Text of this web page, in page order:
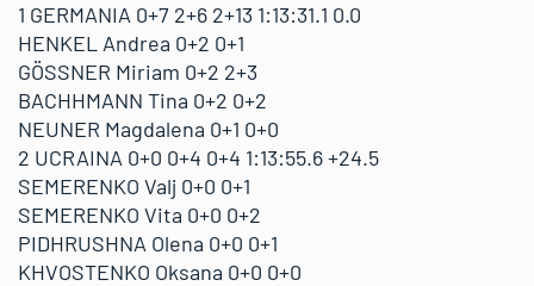
1 GERMANIA 0+7 2+6 2+13 1:13:31.1 0.0
HENKEL Andrea 0+2 0+1
GÖSSNER Miriam 0+2 2+3
BACHHMANN Tina 0+2 0+2
NEUNER Magdalena 0+1 0+0
2 UCRAINA 0+0 0+4 0+4 1:13:55.6 +24.5
SEMERENKO Valj 0+0 0+1
SEMERENKO Vita 0+0 0+2
PIDHRUSHNA Olena 0+0 0+1
KHVOSTENKO Oksana 0+0 0+0